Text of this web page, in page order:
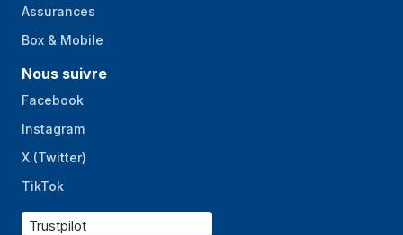
du câble
Assurances
Box & Mobile
Nous suivre
Facebook
Instagram
X (Twitter)
TikTok
Trustpilot